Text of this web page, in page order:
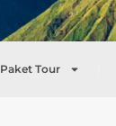
Paket Tour